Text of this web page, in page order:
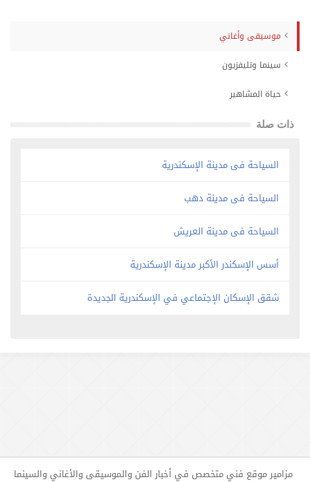
موسيقى وأغاني
سينما وتليفزيون
حياة المشاهير
ذات صلة
السياحة فى مدينة الإسكندرية
السياحة فى مدينة دهب
السياحة فى مدينة العريش
أسس الإسكندر الأكبر مدينة الإسكندرية
شقق الإسكان الإجتماعي في الإسكندرية الجديدة
مزامير موقع فني متخصص في أخبار الفن والموسيقى والأغاني والسينما